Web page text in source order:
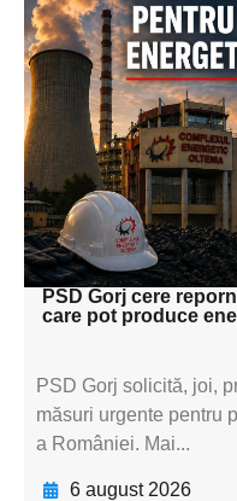
Adaugă
textul
textul
textul
PSD Gorj cere
care pot produce
PSD Gorj solicită, joi,
măsuri urgente pentru
a României. Mai...
6 august 2026